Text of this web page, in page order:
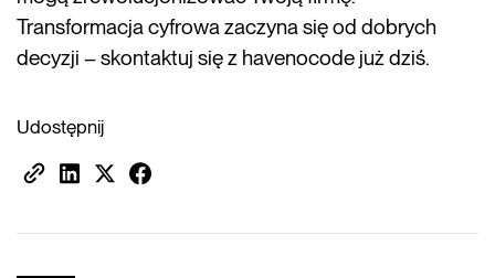
Transformacja cyfrowa zaczyna się od dobrych
decyzji – skontaktuj się z havenocode już dziś.
Udostępnij